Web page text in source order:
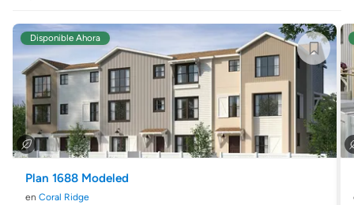
Disponible Ahora
Plan 1688 Modeled
en Coral Ridge